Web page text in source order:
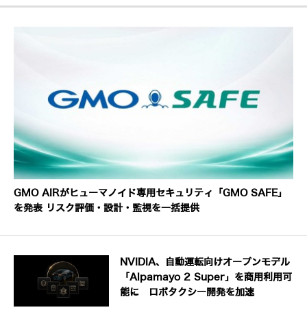
GMO AIRがヒューマノイド専用セキュリティ「GMO SAFE」
を発表 リスク評価・設計・監視を一括提供
NVIDIA、自動運転向けオープンモデル
「Alpamayo 2 Super」を商用利用可
能に ロボタクシー開発を加速